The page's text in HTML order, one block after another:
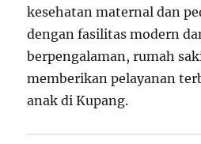
kesehatan maternal dan
dengan fasilitas modern
berpengalaman, rumah
memberikan pelayanan
anak di Kupang.